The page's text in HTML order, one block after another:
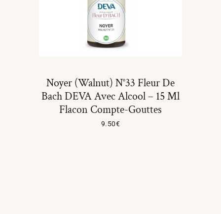
Noyer (Walnut) N°33 Fleur De
Bach DEVA Avec Alcool – 15 Ml
Flacon Compte-Gouttes
9.50€